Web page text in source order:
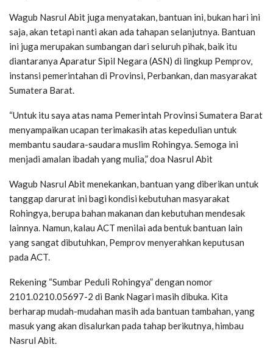
Wagub Nasrul Abit juga menyatakan, bantuan ini, bukan hari ini
saja, akan tetapi nanti akan ada tahapan selanjutnya. Bantuan
ini juga merupakan sumbangan dari seluruh pihak, baik itu
diantaranya Aparatur Sipil Negara (ASN) di lingkup Pemprov,
instansi pemerintahan di Provinsi, Perbankan, dan masyarakat
Sumatera Barat.
“Untuk itu saya atas nama Pemerintah Provinsi Sumatera Barat
menyampaikan ucapan terimakasih atas kepedulian untuk
membantu saudara-saudara muslim Rohingya. Semoga ini
menjadi amalan ibadah yang mulia,” doa Nasrul Abit
Wagub Nasrul Abit menekankan, bantuan yang diberikan untuk
tanggap darurat ini bagi kondisi kebutuhan masyarakat
Rohingya, berupa bahan makanan dan kebutuhan mendesak
lainnya. Namun, kalau ACT menilai ada bentuk bantuan lain
yang sangat dibutuhkan, Pemprov menyerahkan keputusan
pada ACT.
Rekening “Sumbar Peduli Rohingya” dengan nomor
2101.0210.05697-2 di Bank Nagari masih dibuka. Kita
berharap mudah-mudahan masih ada bantuan tambahan, yang
masuk yang akan disalurkan pada tahap berikutnya, himbau
Nasrul Abit.